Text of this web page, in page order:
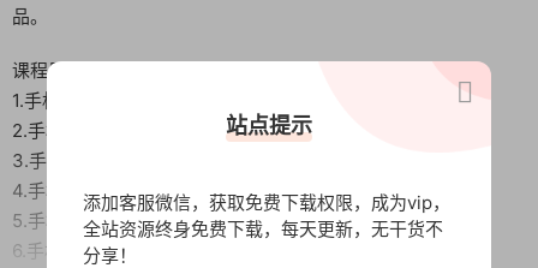
品。
课程目录：
1.手机摄影入门-第1节（手机拍摄视频先导课）.mp4
2.手机摄影入门-第2节（构建你的拍摄思維）.mp4
3.手机摄影入门-第3节（选择横屏还是竖屏拍摄）.mp4
4.手机摄影入门-第4节（视频到底要拍多长合适？）.mp4
5.手机摄影入门-第5节（手机设置与对焦）.mp4
6.手机摄影入门-第6节（人物景别的正确拍摄）.mp4
站点提示
添加客服微信，获取免费下载权限，成为vip，
全站资源终身免费下载，每天更新，无干货不
分享！